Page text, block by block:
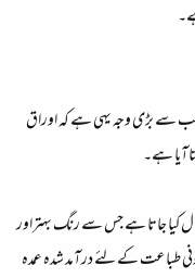
سب سے بڑی وجہ یہی ہے کہ اوراق
ہے۔
کیا جاتا ہے جس سے رنگ بہتراور
طباعت کے لئے درآمد شدہ عمدہ